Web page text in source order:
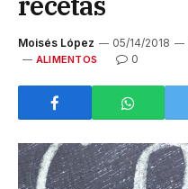
Moisés López 05/14/2018
ALIMENTOS 0